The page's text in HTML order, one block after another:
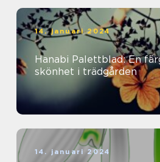
14. januari 2024
Hanabi Palettblad: En
skönhet i trädgården
14. januari 2024